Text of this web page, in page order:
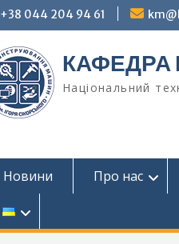
+38 044 204 94 61
Національний
Новини Про нас